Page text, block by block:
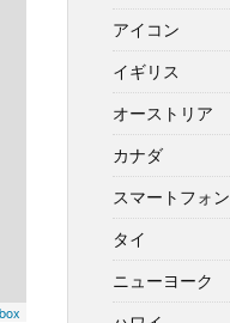
アイコン
イギリス
オーストリア
カナダ
スマートフォン
タイ
ニューヨーク